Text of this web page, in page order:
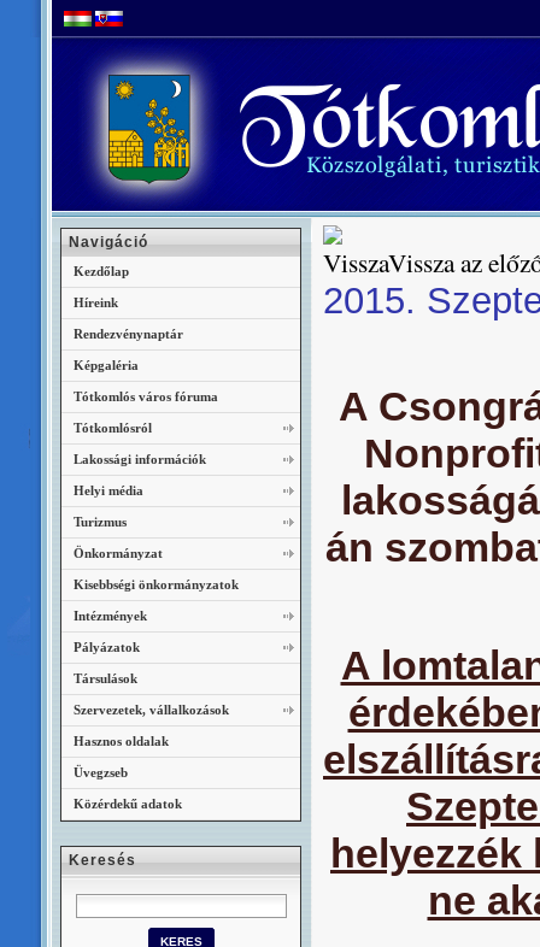
Vissza az
2015.
A
án
A
helyezzék
ne
Navigáció
Kezdőlap
Híreink
Rendezvénynaptár
Képgaléria
Tótkomlós város fóruma
Tótkomlósról
Lakossági információk
Helyi média
Turizmus
Önkormányzat
Kisebbségi önkormányzatok
Intézmények
Pályázatok
Társulások
Szervezetek, vállalkozások
Hasznos oldalak
Üvegzseb
Közérdekű adatok
Keresés